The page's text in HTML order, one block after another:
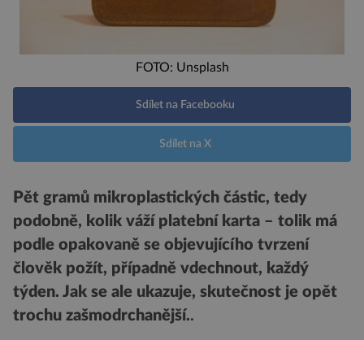
FOTO: Unsplash
Sdílet na Facebooku
Sdílet na X
Pět gramů mikroplastických částic, tedy
podobně, kolik váží platební karta – tolik má
podle opakovaně se objevujícího tvrzení
člověk požít, případně vdechnout, každý
týden. Jak se ale ukazuje, skutečnost je opět
trochu zašmodrchanější..